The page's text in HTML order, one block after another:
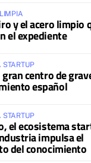
y el acero limpio
el expediente
STARTUP
centro de
español
STARTUP
el ecosistema
impulsa el
del conocimiento